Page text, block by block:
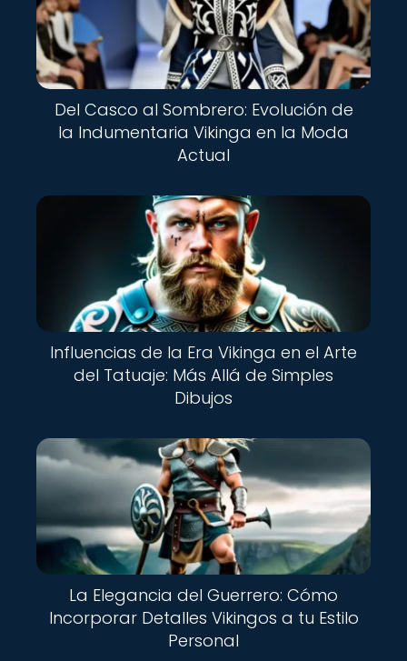
Del Casco al Sombrero: Evolución de
la Indumentaria Vikinga en la Moda
Actual
Influencias de la Era Vikinga en el Arte
del Tatuaje: Más Allá de Simples
Dibujos
La Elegancia del Guerrero: Cómo
Incorporar Detalles Vikingos a tu Estilo
Personal